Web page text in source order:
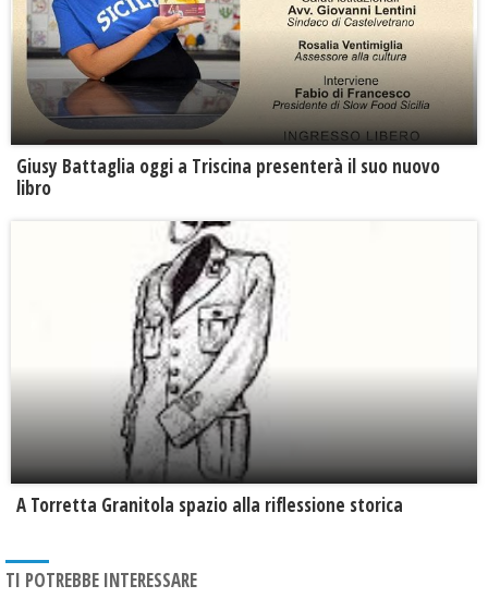
Giusy Battaglia oggi a Triscina presenterà il suo nuovo
libro
​A Torretta Granitola spazio alla riflessione storica
TI POTREBBE INTERESSARE